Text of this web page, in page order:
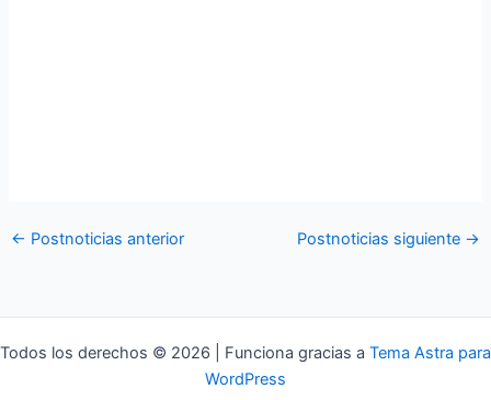
← Postnoticias anterior Postnoticias siguiente →
Todos los derechos © 2026 | Funciona gracias a Tema Astra para
WordPress